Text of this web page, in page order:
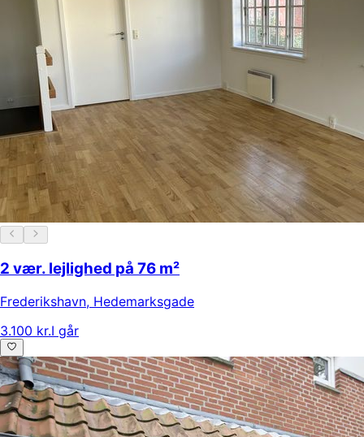
2 vær. lejlighed på 76 m²
Frederikshavn, Hedemarksgade
3.100 kr.I går